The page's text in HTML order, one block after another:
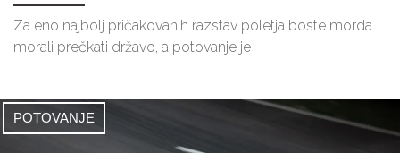
Za eno najbolj pričakovanih razstav poletja boste morda
morali prečkati državo, a potovanje je
POTOVANJE